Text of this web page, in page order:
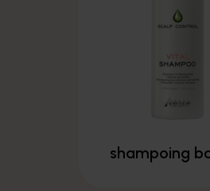
shampoing